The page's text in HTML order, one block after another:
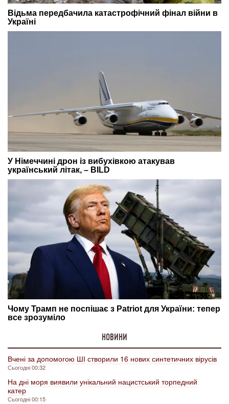
НОВИНИ
Вчені за допомогою ШІ створили 16 нових синтетичних вірусів
Сьогодні 00:32
На дні моря виявили унікальний нацистський торпедний
катер
Сьогодні 00:15